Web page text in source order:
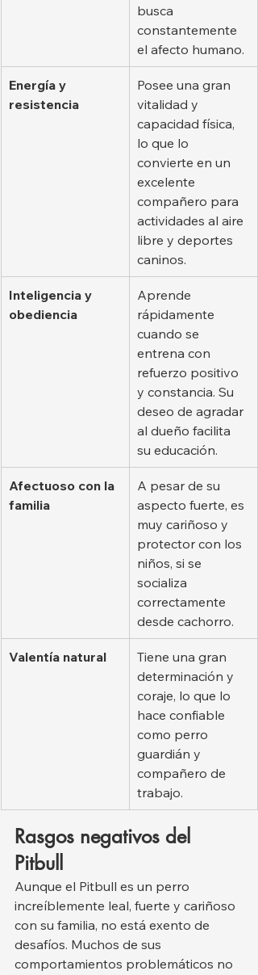
busca
constantemente
el afecto humano.
Energía y
resistencia
Posee una gran
vitalidad y
capacidad física,
lo que lo
convierte en un
excelente
compañero para
actividades al aire
libre y deportes
caninos.
Inteligencia y
obediencia
Aprende
rápidamente
cuando se
entrena con
refuerzo positivo
y constancia. Su
deseo de agradar
al dueño facilita
su educación.
Afectuoso con la
familia
A pesar de su
aspecto fuerte, es
muy cariñoso y
protector con los
niños, si se
socializa
correctamente
desde cachorro.
Valentía natural
Tiene una gran
determinación y
coraje, lo que lo
hace confiable
como perro
guardián y
compañero de
trabajo.
Rasgos negativos del
Pitbull
Aunque el Pitbull es un perro
increíblemente leal, fuerte y cariñoso
con su familia, no está exento de
desafíos. Muchos de sus
comportamientos problemáticos no